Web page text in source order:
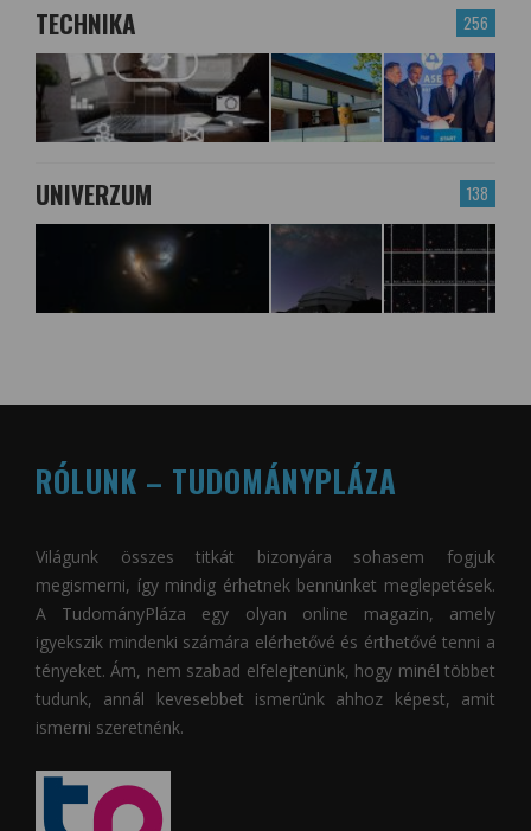
256
TECHNIKA
138
UNIVERZUM
RÓLUNK – TUDOMÁNYPLÁZA
Világunk összes titkát bizonyára sohasem fogjuk
megismerni, így mindig érhetnek bennünket meglepetések.
A TudományPláza egy olyan online magazin, amely
igyekszik mindenki számára elérhetővé és érthetővé tenni a
tényeket. Ám, nem szabad elfelejtenünk, hogy minél többet
tudunk, annál kevesebbet ismerünk ahhoz képest, amit
ismerni szeretnénk.